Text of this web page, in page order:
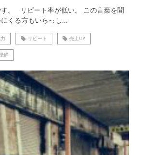
す。 リピート率が低い。 この言葉を聞
くる方もいらっし...
リピート 売上UP
解